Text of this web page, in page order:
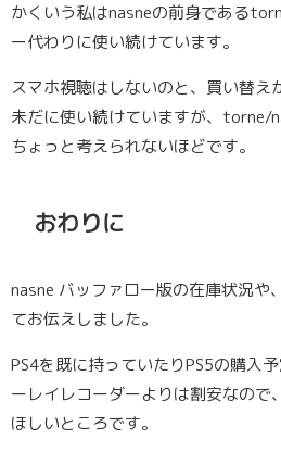
かくいう私はnasneの前身である
ー代わりに使い続けています。
スマホ視聴はしないのと、買い替
未だに使い続けていますが、torne/
ちょっと考えられないほどです。
おわりに
nasne バッファロー版の在庫状況や
てお伝えしました。
PS4を既に持っていたりPS5の購入
ーレイレコーダーよりは割安なので
ほしいところです。